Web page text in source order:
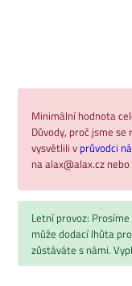
Minimální hodnota
Důvody, proč jsme
vysvětlili v průvodci
na alax@alax.cz
Letní provoz:
může dodací lhůta
zůstáváte s námi.